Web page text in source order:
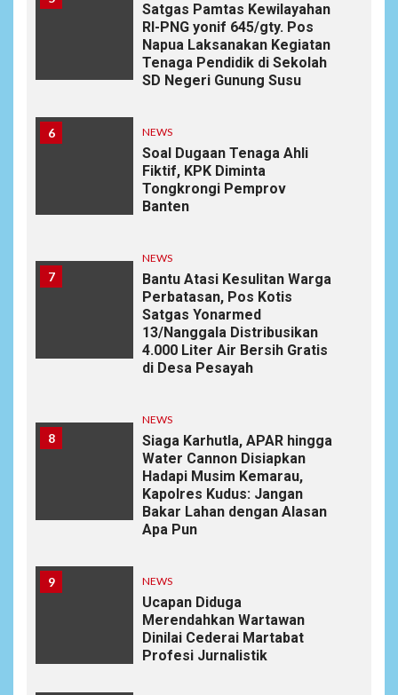
Satgas Pamtas Kewilayahan
RI-PNG yonif 645/gty. Pos
Napua Laksanakan Kegiatan
Tenaga Pendidik di Sekolah
SD Negeri Gunung Susu
6 NEWS
Soal Dugaan Tenaga Ahli
Fiktif, KPK Diminta
Tongkrongi Pemprov
Banten
7
NEWS
Bantu Atasi Kesulitan Warga
Perbatasan, Pos Kotis
Satgas Yonarmed
13/Nanggala Distribusikan
4.000 Liter Air Bersih Gratis
di Desa Pesayah
8
NEWS
Siaga Karhutla, APAR hingga
Water Cannon Disiapkan
Hadapi Musim Kemarau,
Kapolres Kudus: Jangan
Bakar Lahan dengan Alasan
Apa Pun
9 NEWS
Ucapan Diduga
Merendahkan Wartawan
Dinilai Cederai Martabat
Profesi Jurnalistik